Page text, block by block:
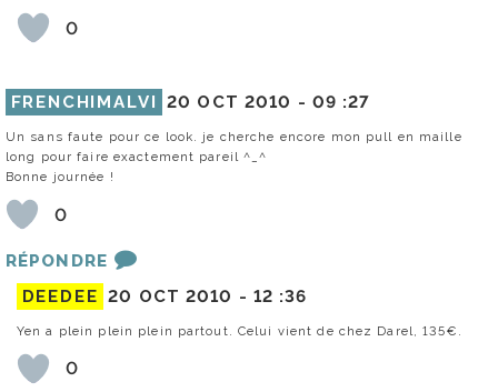
0
FRENCHIMALVI 20 OCT 2010 - 09 :27
Un sans faute pour ce look. je cherche encore mon pull en maille
long pour faire exactement pareil ^_^
Bonne journée !
0
RÉPONDRE
DEEDEE 20 OCT 2010 - 12 :36
Yen a plein plein plein partout. Celui vient de chez Darel, 135€.
0